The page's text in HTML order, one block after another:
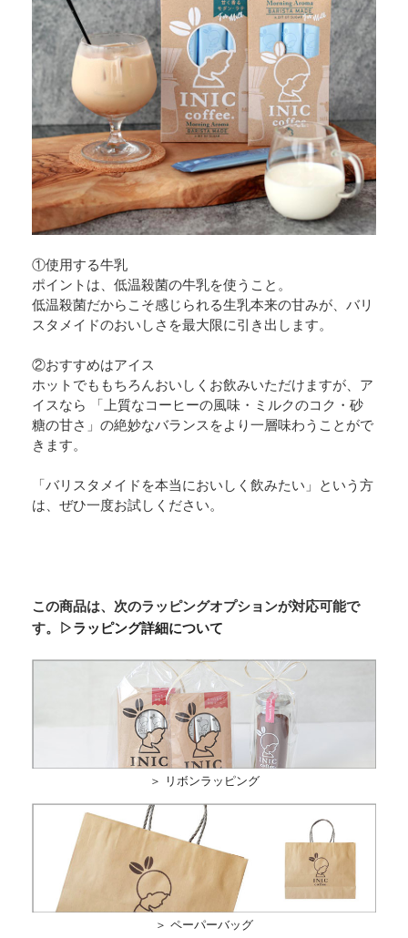
①使用する牛乳
ポイントは、低温殺菌の牛乳を使うこと。
低温殺菌だからこそ感じられる生乳本来の甘みが、バリ
スタメイドのおいしさを最大限に引き出します。
②おすすめはアイス
ホットでももちろんおいしくお飲みいただけますが、ア
イスなら 「上質なコーヒーの風味・ミルクのコク・砂
糖の甘さ」の絶妙なバランスをより一層味わうことがで
きます。
「バリスタメイドを本当においしく飲みたい」という方
は、ぜひ一度お試しください。
この商品は、次のラッピングオプションが対応可能で
す。
▷ラッピング詳細について
＞ リボンラッピング
＞ ペーパーバッグ